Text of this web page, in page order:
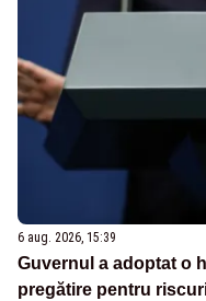
6 aug. 2026, 15:39
Guvernul a adoptat o
pregătire pentru